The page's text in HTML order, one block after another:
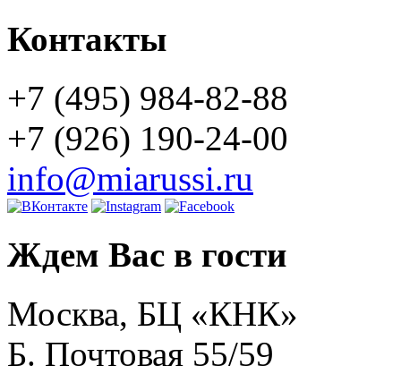
Контакты
+7 (495) 984-82-88
+7 (926) 190-24-00
info@miarussi.ru
Ждем Вас в гости
Москва, БЦ «КНК»
Б. Почтовая 55/59